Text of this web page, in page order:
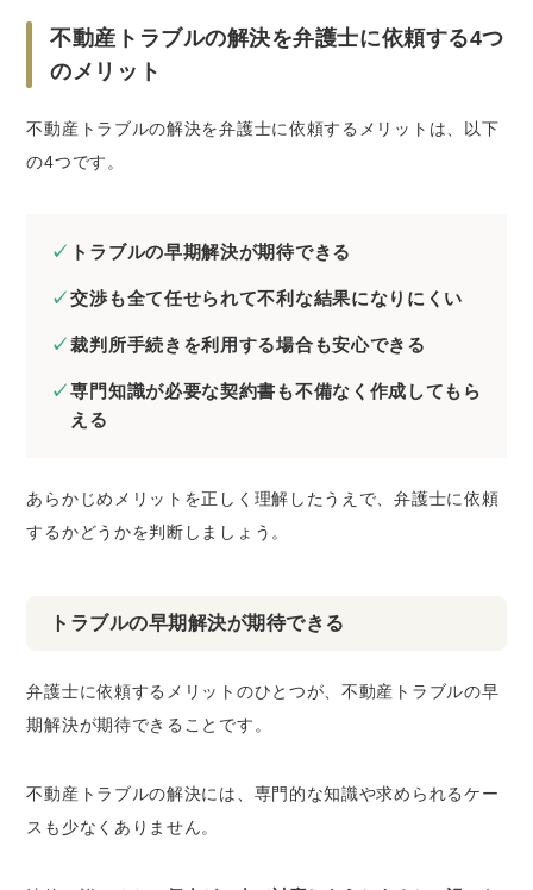
不動産トラブルの解決を弁護士に依頼する4つ
のメリット
不動産トラブルの解決を弁護士に依頼するメリットは、以下
の4つです。
トラブルの早期解決が期待できる
交渉も全て任せられて不利な結果になりにくい
裁判所手続きを利用する場合も安心できる
専門知識が必要な契約書も不備なく作成してもら
える
あらかじめメリットを正しく理解したうえで、弁護士に依頼
するかどうかを判断しましょう。
トラブルの早期解決が期待できる
弁護士に依頼するメリットのひとつが、不動産トラブルの早
期解決が期待できることです。
不動産トラブルの解決には、専門的な知識や求められるケー
スも少なくありません。